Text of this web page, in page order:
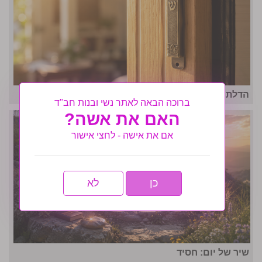
הדלת שנפתחה בזמן
שיר של יום: חסיד
ברוכה הבאה לאתר נשי ובנות חב"ד
האם את אשה?
אם את אישה - לחצי אישור
כן לא